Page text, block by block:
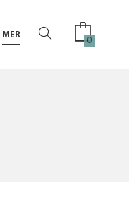
MER 0